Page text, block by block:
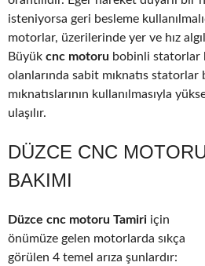
isteniyorsa geri besleme
motorlar, üzerilerinde yer ve hız
Büyük cnc motoru bobinli statorlar
olanlarında sabit mıknatıs
mıknatıslarının kullanılmasıyla
ulaşılır.
DÜZCE CNC
BAKIMI
Düzce cnc motoru Tamiri için
önümüze gelen motorlarda sıkça
görülen 4 temel arıza şunlardır: